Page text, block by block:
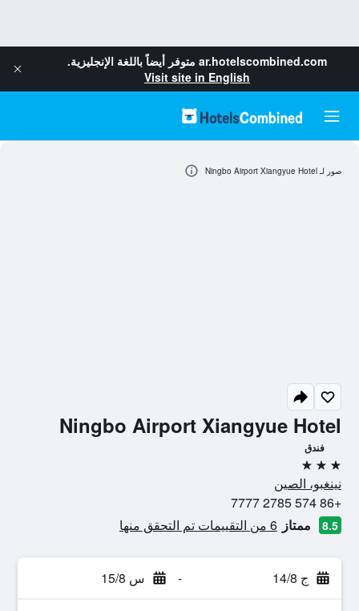
ar.hotelscombined.com متوفر أيضاً باللغة الإنجليزية.
Visit site in English
Ningbo Airport Xiangyue Hotel
فندق
3 نجوم
نينغبو، الصين
+86 574 2785 7777
8.5 ممتاز 6 من التقييمات تم التحقق منها
ج 14/8 - س 15/8
صور لـ Ningbo Airport Xiangyue Hotel